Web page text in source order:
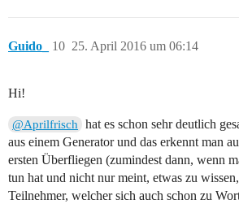
Guido_ 25. April 2016 um 06:14
10
Hi!
@Aprilfrisch hat es schon sehr deutlich
aus einem Generator und das erkennt man
ersten Überfliegen (zumindest dann, wenn
tun hat und nicht nur meint, etwas zu
Teilnehmer, welcher sich auch schon zu